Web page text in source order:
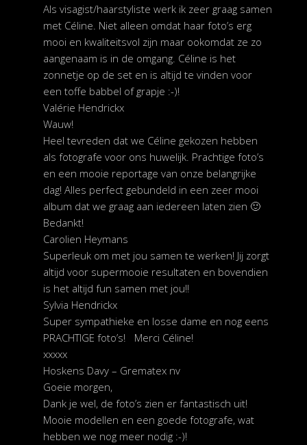
Als visagist/haarstyliste werk ik zeer graag samen
met Céline. Niet alleen omdat haar foto’s erg
mooi en kwaliteitsvol zijn maar ookomdat ze zo
aangenaam is in de omgang. Céline is het
zonnetje op de set en is altijd te vinden voor
een toffe babbel of grapje :-)!
Valérie Hendrickx
Wauw!
Heel tevreden dat we Céline gekozen hebben
als fotografe voor ons huwelijk. Prachtige foto’s
en een mooie reportage van onze belangrijke
dag! Alles perfect gebundeld in een zeer mooi
album dat we graag aan iedereen laten zien 🙂
Bedankt!
Carolien Heymans
Superleuk om met jou samen te werken! Jij zorgt
altijd voor supermooie resultaten en bovendien
is het altijd fun samen met jou!!
Sylvia Hendrickx
Super sympathieke en losse dame en nog eens
PRACHTIGE foto’s! Merci Céline!
xxxxx
Hoskens Davy – Grematex nv
Goeie morgen,
Dank je wel, de foto’s zien er fantastisch uit!
Mooie modellen en een goede fotografe, wat
hebben we nog meer nodig :-)!